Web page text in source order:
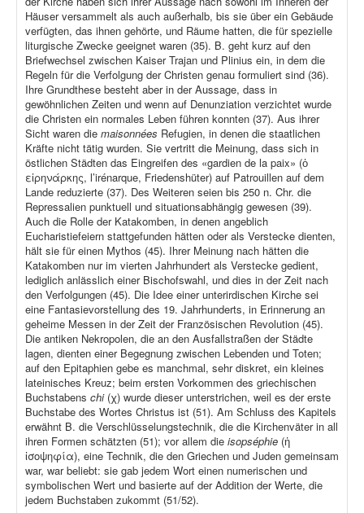
Häuser versammelt als auch außerhalb, bis sie über ein Gebäude
verfügten, das ihnen gehörte, und Räume hatten, die für spezielle
liturgische Zwecke geeignet waren (35). B. geht kurz auf den
Briefwechsel zwischen Kaiser Trajan und Plinius ein, in dem die
Regeln für die Verfolgung der Christen genau formuliert sind (36).
Ihre Grundthese besteht aber in der Aussage, dass in
gewöhnlichen Zeiten und wenn auf Denunziation verzichtet wurde
die Christen ein normales Leben führen konnten (37). Aus ihrer
Sicht waren die maisonnées Refugien, in denen die staatlichen
Kräfte nicht tätig wurden. Sie vertritt die Meinung, dass sich in
östlichen Städten das Eingreifen des «gardien de la paix» (ὁ
εἰρηνάρκης, l’irénarque, Friedenshüter) auf Patrouillen auf dem
Lande reduzierte (37). Des Weiteren seien bis 250 n. Chr. die
Repressalien punktuell und situationsabhängig gewesen (39).
Auch die Rolle der Katakomben, in denen angeblich
Eucharistiefeiern stattgefunden hätten oder als Verstecke dienten,
hält sie für einen Mythos (45). Ihrer Meinung nach hätten die
Katakomben nur im vierten Jahrhundert als Verstecke gedient,
lediglich anlässlich einer Bischofswahl, und dies in der Zeit nach
den Verfolgungen (45). Die Idee einer unterirdischen Kirche sei
eine Fantasievorstellung des 19. Jahrhunderts, in Erinnerung an
geheime Messen in der Zeit der Französischen Revolution (45).
Die antiken Nekropolen, die an den Ausfallstraßen der Städte
lagen, dienten einer Begegnung zwischen Lebenden und Toten;
auf den Epitaphien gebe es manchmal, sehr diskret, ein kleines
lateinisches Kreuz; beim ersten Vorkommen des griechischen
Buchstabens chi (χ) wurde dieser unterstrichen, weil es der erste
Buchstabe des Wortes Christus ist (51). Am Schluss des Kapitels
erwähnt B. die Verschlüsselungstechnik, die die Kirchenväter in all
ihren Formen schätzten (51); vor allem die isopséphie (ἡ
ἰσοψηφία), eine Technik, die den Griechen und Juden gemeinsam
war, war beliebt: sie gab jedem Wort einen numerischen und
symbolischen Wert und basierte auf der Addition der Werte, die
jedem Buchstaben zukommt (51/52).